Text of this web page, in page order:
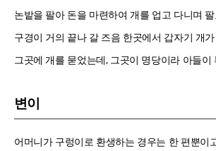
논밭을 팔아 돈을 마련하여 개를 업고 다니며
구경이 거의 끝나 갈 즈음 한곳에서 갑자기 개
그곳에 개를 묻었는데, 그곳이 명당이라 아들이
변이
어머니가 구렁이로 환생하는 경우는 한 편뿐이